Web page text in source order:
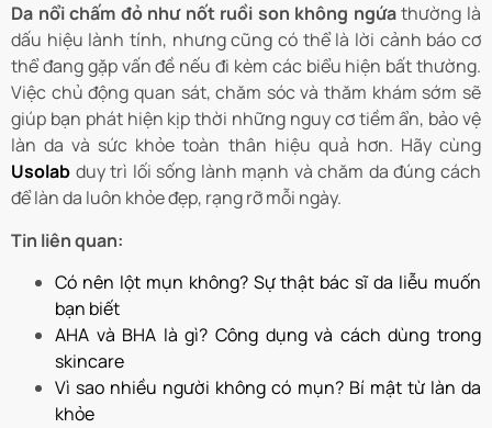
Da nổi chấm đỏ như nốt ruồi son không ngứathường là
dấu hiệu lành tính, nhưng cũng có thể là lời cảnh báo cơ
thể đang gặp vấn đề nếu đi kèm các biểu hiện bất thường.
Việc chủ động quan sát, chăm sóc và thăm khám sớm sẽ
giúp bạn phát hiện kịp thời những nguy cơ tiềm ẩn, bảo vệ
làn da và sức khỏe toàn thân hiệu quả hơn. Hãy cùng
Usolab duy trì lối sống lành mạnh và chăm da đúng cách
để làn da luôn khỏe đẹp, rạng rỡ mỗi ngày.
Tin liên quan:
Có nên lột mụn không? Sự thật bác sĩ da liễu muốn
bạn biết
AHA và BHA là gì? Công dụng và cách dùng trong
skincare
Vì sao nhiều người không có mụn? Bí mật từ làn da
khỏe